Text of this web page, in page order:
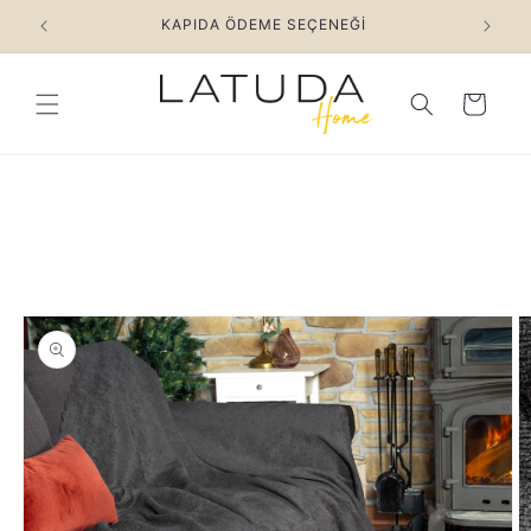
İçeriğe atla KAPIDA ÖDEME SEÇENEĞİ
Sepet